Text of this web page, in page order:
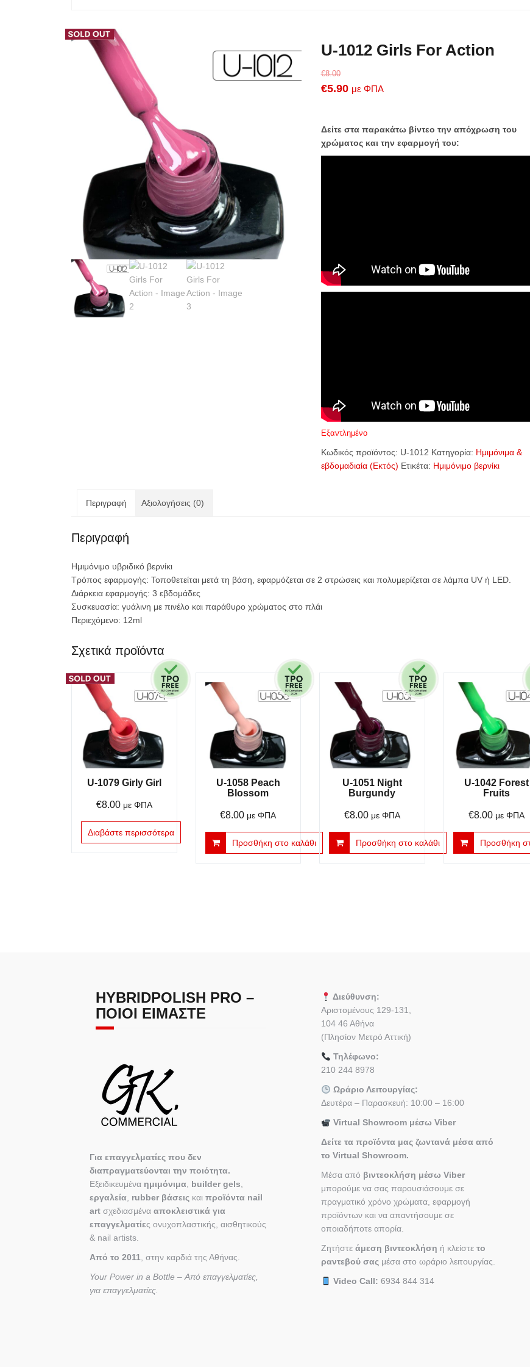
U-1012 Girls For Action
€8.00
Original
€8.00.
€5.90Η
είναι:
€5.90.
με ΦΠΑ
Δείτε στα παρακάτω βίντεο την απόχρωση του
χρώματος και την εφαρμογή του:
Εξαντλημένο
Κωδικός προϊόντος: U-1012 Κατηγορία: Ημιμόνιμα &
εβδομαδιαία (Εκτός) Ετικέτα: Ημιμόνιμο βερνίκι
Περιγραφή Αξιολογήσεις (0)
Περιγραφή
Ημιμόνιμο υβριδικό βερνίκι
Τρόπος εφαρμογής: Τοποθετείται μετά τη βάση, εφαρμόζεται σε 2 στρώσεις και πολυμερίζεται σε λάμπα UV ή LED
Διάρκεια εφαρμογής: 3 εβδομάδες
Συσκευασία: γυάλινη με πινέλο και παράθυρο χρώματος στο πλάι
Περιεχόμενο: 12ml
Σχετικά προϊόντα
U-1079 Girly Girl
€8.00 με ΦΠΑ
Διαβάστε περισσότερα
U-1058 Peach
Blossom
€8.00 με ΦΠΑ
Προσθήκη στο καλάθι
U-1051 Night
Burgundy
€8.00 με ΦΠΑ
Προσθήκη στο καλάθι
U-1042 Forest
Fruits
€8.00 με ΦΠΑ
Προσθήκη
HYBRIDPOLISH PRO –
ΠΟΙΟΙ ΕΊΜΑΣΤΕ
Για επαγγελματίες που δεν
διαπραγματεύονται την ποιότητα.
Εξειδικευμένα ημιμόνιμα, builder gels,
εργαλεία, rubber βάσεις και προϊόντα nail
art σχεδιασμένα αποκλειστικά για
επαγγελματίες ονυχοπλαστικής, αισθητικούς
& nail artists.
Από το 2011, στην καρδιά της Αθήνας.
Your Power in a Bottle – Από επαγγελματίες,
για επαγγελματίες.
Διεύθυνση:
Αριστομένους 129-131,
104 46 Αθήνα
(Πλησίον Μετρό Αττική)
Τηλέφωνο:
210 244 8978
Ωράριο Λειτουργίας:
Δευτέρα – Παρασκευή: 10:00 – 16:00
Virtual Showroom μέσω Viber
Δείτε τα προϊόντα μας ζωντανά μέσα από
το Virtual Showroom.
Μέσα από βιντεοκλήση μέσω Viber
μπορούμε να σας παρουσιάσουμε σε
πραγματικό χρόνο χρώματα, εφαρμογή
προϊόντων και να απαντήσουμε σε
οποιαδήποτε απορία.
Ζητήστε άμεση βιντεοκλήση ή κλείστε το
ραντεβού σας μέσα στο ωράριο λειτουργίας.
Video Call: 6934 844 314